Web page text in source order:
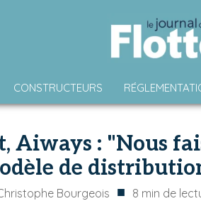
CONSTRUCTEURS
Aiways : "Nous
de
Bourgeois ■ 8 min de